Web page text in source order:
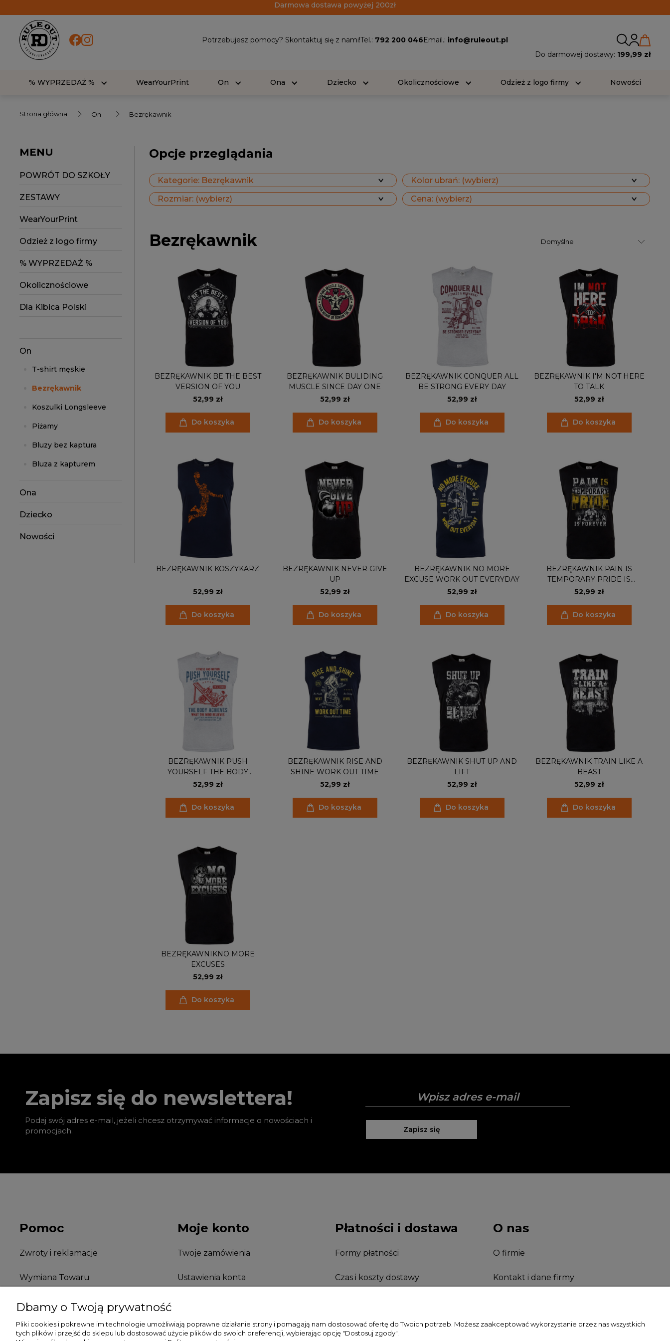
Darmowa dostawa powyżej 200zł
Potrzebujesz pomocy? Skontaktuj się z nami!Tel.: 792 200 046Email.: info@ruleout.pl
Do darmowej dostawy: 199,99 zł
% WYPRZEDAŻ % WearYourPrint On Ona Dziecko Okolicznościowe Odzież z logo firmy Nowości
Strona główna On Bezrękawnik
MENU
POWRÓT DO SZKOŁY
ZESTAWY
WearYourPrint
Odzież z logo firmy
% WYPRZEDAŻ %
Okolicznościowe
Dla Kibica Polski
On
T-shirt męskie
Bezrękawnik
Koszulki Longsleeve
Piżamy
Bluzy bez kaptura
Bluza z kapturem
Ona
Dziecko
Nowości
Opcje przeglądania
Kategorie: Bezrękawnik
Kolor ubrań: (wybierz)
Rozmiar: (wybierz)
Cena: (wybierz)
Bezrękawnik
BEZRĘKAWNIK BE THE BEST
VERSION OF YOU
52,99 zł
Do koszyka
BEZRĘKAWNIK BULIDING
MUSCLE SINCE DAY ONE
52,99 zł
Do koszyka
BEZRĘKAWNIK CONQUER ALL
BE STRONG EVERY DAY
52,99 zł
Do koszyka
BEZRĘKAWNIK I'M NOT HERE
TO TALK
52,99 zł
Do koszyka
BEZRĘKAWNIK KOSZYKARZ
52,99 zł
Do koszyka
BEZRĘKAWNIK NEVER GIVE
UP
52,99 zł
Do koszyka
BEZRĘKAWNIK NO MORE
EXCUSE WORK OUT EVERYDAY
52,99 zł
Do koszyka
BEZRĘKAWNIK PAIN IS
TEMPORARY PRIDE IS
FOREVER
52,99 zł
Do koszyka
BEZRĘKAWNIK PUSH
YOURSELF THE BODY
ACHIEVES
52,99 zł
Do koszyka
BEZRĘKAWNIK RISE AND
SHINE WORK OUT TIME
52,99 zł
Do koszyka
BEZRĘKAWNIK SHUT UP AND
LIFT
52,99 zł
Do koszyka
BEZRĘKAWNIK TRAIN LIKE A
BEAST
52,99 zł
Do koszyka
BEZRĘKAWNIKNO MORE
EXCUSES
52,99 zł
Do koszyka
Zapisz się do newslettera!
Podaj swój adres e-mail, jeżeli chcesz otrzymywać informacje o nowościach i
promocjach.
Zapisz się
Pomoc
Zwroty i reklamacje
Wymiana Towaru
FAQ
Moje konto
Twoje zamówienia
Ustawienia konta
Płatności i dostawa
Formy płatności
Czas i koszty dostawy
O nas
O firmie
Kontakt i dane firmy
Dbamy o Twoją prywatność
Pliki cookies i pokrewne im technologie umożliwiają poprawne działanie strony i pomagają nam dostosować ofertę do Twoich potrzeb. Możesz zaakceptować wykorzystanie przez nas wszystkich
tych plików i przejść do sklepu lub dostosować użycie plików do swoich preferencji, wybierając opcję "Dostosuj zgody".